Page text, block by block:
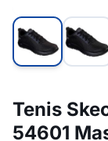
Tenis
54601